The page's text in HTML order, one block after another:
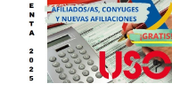
Contacto